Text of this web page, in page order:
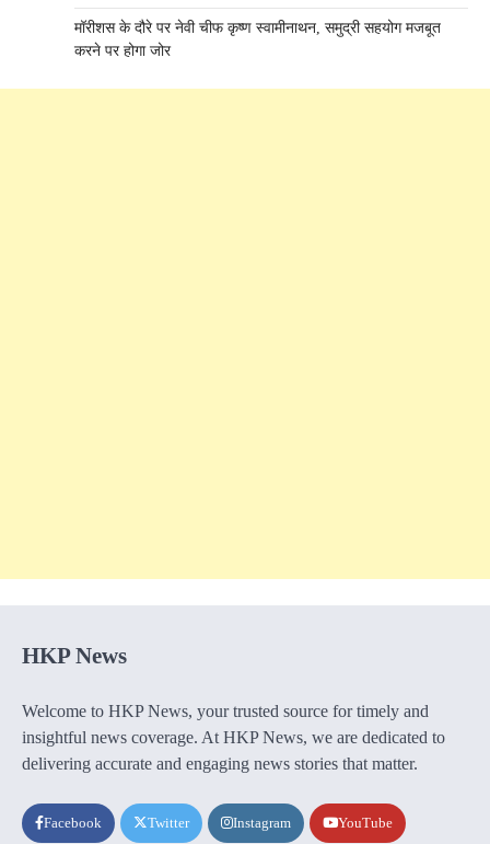
मॉरीशस के दौरे पर नेवी चीफ कृष्ण स्वामीनाथन, समुद्री सहयोग मजबूत
करने पर होगा जोर
HKP News
Welcome to HKP News, your trusted source for timely and
insightful news coverage. At HKP News, we are dedicated to
delivering accurate and engaging news stories that matter.
Facebook Twitter Instagram YouTube